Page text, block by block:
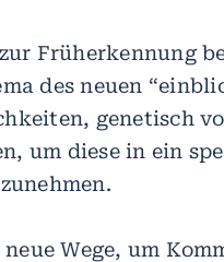
Früherkennung
des neuen
genetisch
um diese in ein
Wege, um